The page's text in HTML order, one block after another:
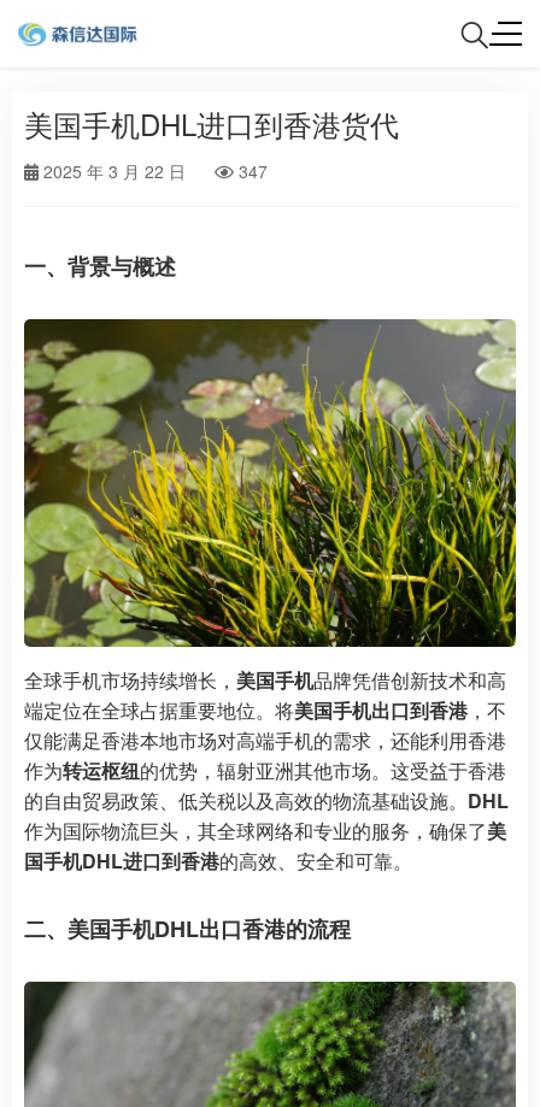
美国手机DHL进口到香港货代
2025 年 3 月 22 日 347
一、背景与概述
全球手机市场持续增长， 美国手机品牌凭借创新技术和高
端定位在全球占据重要地位。将美国手机出口到香港，不
仅能满足香港本地市场对高端手机的需求，还能利用香港
作为转运枢纽的优势，辐射亚洲其他市场。这受益于香港
的自由贸易政策、低关税以及高效的物流基础设施。 DHL
作为国际物流巨头，其全球网络和专业的服务，确保了美
国手机DHL进口到香港的高效、安全和可靠。
二、美国手机DHL出口香港的流程